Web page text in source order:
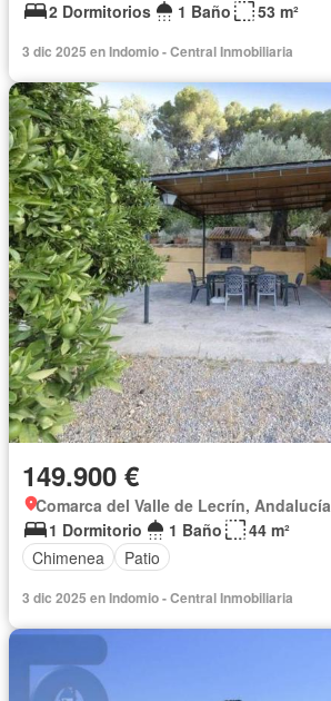
2 Dormitorios 1 Baño 53 m²
3 dic 2025 en Indomio - Central Inmobiliaria
149.900 €
Comarca del Valle de Lecrín, Andalucía
1 Dormitorio
1 Baño
44 m²
Chimenea
Patio
3 dic 2025 en Indomio - Central Inmobiliaria